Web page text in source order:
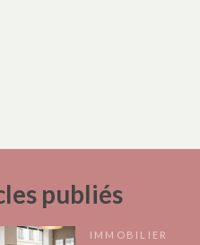
publiés
IMMOBILIER